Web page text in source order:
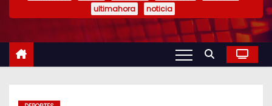
ultimahora
noticia